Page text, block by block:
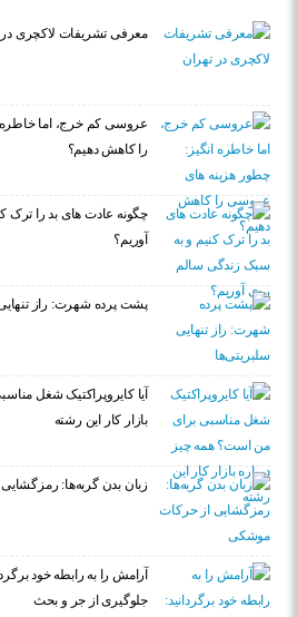
معرفی تشریفات لاکچری در
عروسی کم خرج، اما
را کاهش دهیم؟
چگونه عادت‌ های بد را ترک
آوریم؟
پشت پرده شهرت: راز
آیا کایروپراکتیک شغل
بازار کار این رشته
زبان بدن گربه‌ها:
آرامش را به رابطه خود
جلوگیری از جر و بحث